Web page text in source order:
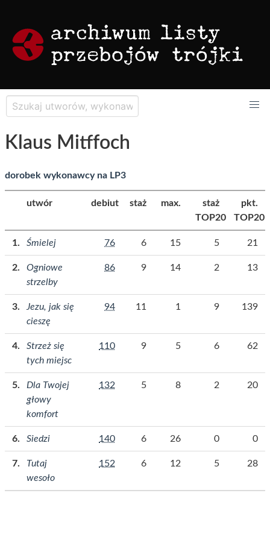
Klaus Mitffoch
dorobek wykonawcy na LP3
utwór debiut staż max.
staż
TOP20
pkt.
TOP20
Śmielej 76 6 15 5 21
Ogniowe
strzelby
86 9 14 2 13
Jezu, jak się
cieszę
94 11 1 9 139
Strzeż się
tych miejsc
110 9 5 6 62
Dla Twojej
głowy
komfort
132 5 8 2 20
Siedzi 140 6 26 0 0
Tutaj
wesoło
152 6 12 5 28